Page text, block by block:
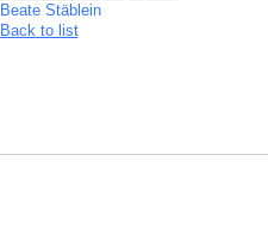
Beate Stäblein
Back to list